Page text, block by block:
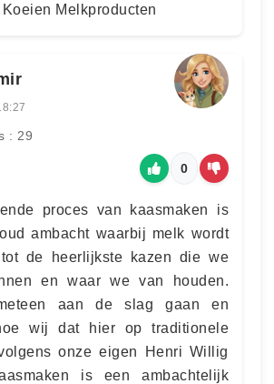
Melkproducten
: 29
0
proces van kaasmaken is
ambacht waarbij melk wordt
tot de heerlijkste kazen die we
en waar we van houden.
aan de slag gaan en
wij dat hier op traditionele
onze eigen Henri Willig
is een ambachtelijk